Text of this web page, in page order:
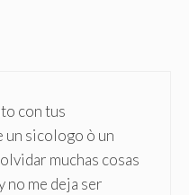
con tus
un sicologo ò un
muchas cosas
no me deja ser